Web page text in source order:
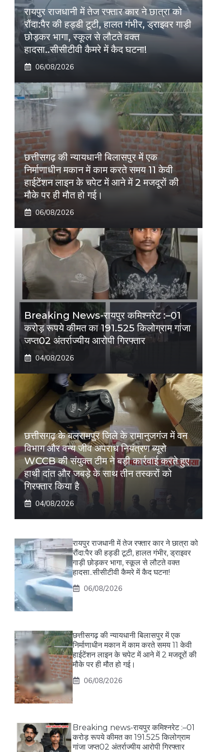
रायपुर राजधानी में तेज रफ्तार कार ने छात्रा को
रौंदा:पैर की हड्डी टूटी, हालत गंभीर, ड्राइवर गाड़ी
छोड़कर भागा, स्कूल से लौटते वक्त
हादसा..सीसीटीवी कैमरे में कैद घटना!
06/08/2026
छत्तीसगढ़ की न्यायधानी बिलासपुर में एक
निर्माणाधीन मकान में काम करते समय 11 केवी
हाईटेंशन लाइन के चपेट में आने में 2 मजदूरों की
मौके पर ही मौत हो गई।
06/08/2026
Breaking News-रायपुर कमिश्नरेट :–01
करोड़ रूपये कीमत का 191.525 किलोग्राम गांजा
जप्त02 अंतर्राज्यीय आरोपी गिरफ्तार
04/08/2026
छत्तीसगढ़ के बलरामपुर जिले के रामानुजगंज में वन
विभाग और वन्य जीव अपराध नियंत्रण ब्यूरो
WCCB की संयुक्त टीम ने बड़ी कार्रवाई करते हुए
हाथी दांत और जबड़े के साथ तीन तस्करों को
गिरफ्तार किया है
04/08/2026
रायपुर राजधानी में तेज रफ्तार कार ने छात्रा को
रौंदा:पैर की हड्डी टूटी, हालत गंभीर, ड्राइवर
गाड़ी छोड़कर भागा, स्कूल से लौटते वक्त
हादसा..सीसीटीवी कैमरे में कैद घटना!
06/08/2026
छत्तीसगढ़ की न्यायधानी बिलासपुर में एक
निर्माणाधीन मकान में काम करते समय 11 केवी
हाईटेंशन लाइन के चपेट में आने में 2 मजदूरों की
मौके पर ही मौत हो गई।
06/08/2026
Breaking news-रायपुर कमिश्नरेट :–01
करोड़ रूपये कीमत का 191.525 किलोग्राम
गांजा जप्त02 अंतर्राज्यीय आरोपी गिरफ्तार